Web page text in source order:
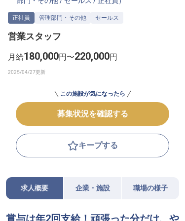
無料 転職サポートに申し込む
採用をお考えの企業様へ
正社員 管理部門・その他 セールス
営業スタッフ
月給180,000円〜220,000円
この施設が気になったら
募集状況を確認する
キープする
求人概要 企業・施設 職場の様子
賞与は年2回支給！頑張った分だけ、や